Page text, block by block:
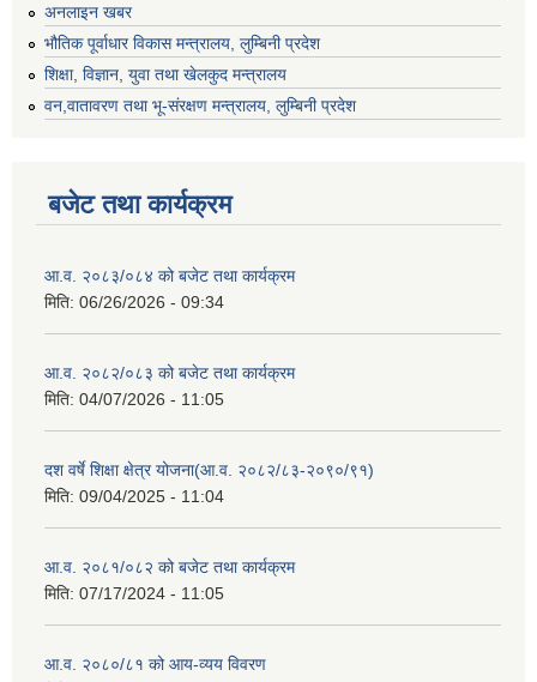
अनलाइन खबर
भौतिक पूर्वाधार विकास मन्त्रालय, लुम्बिनी प्रदेश
शिक्षा, विज्ञान, युवा तथा खेलकुद मन्‍‍त्रालय
वन,वातावरण तथा भू-संरक्षण मन्त्रालय, लुम्बिनी प्रदेश
बजेट तथा कार्यक्रम
आ.व. २०८३/०८४ को बजेट तथा कार्यक्रम
मिति: 06/26/2026 - 09:34
आ.व. २०८२/०८३ को बजेट तथा कार्यक्रम
मिति: 04/07/2026 - 11:05
दश वर्षे शिक्षा क्षेत्र योजना(आ.व. २०८२/८३-२०९०/९१)
मिति: 09/04/2025 - 11:04
आ.व. २०८१/०८२ को बजेट तथा कार्यक्रम
मिति: 07/17/2024 - 11:05
आ.व. २०८०/८१ को आय-व्यय विवरण